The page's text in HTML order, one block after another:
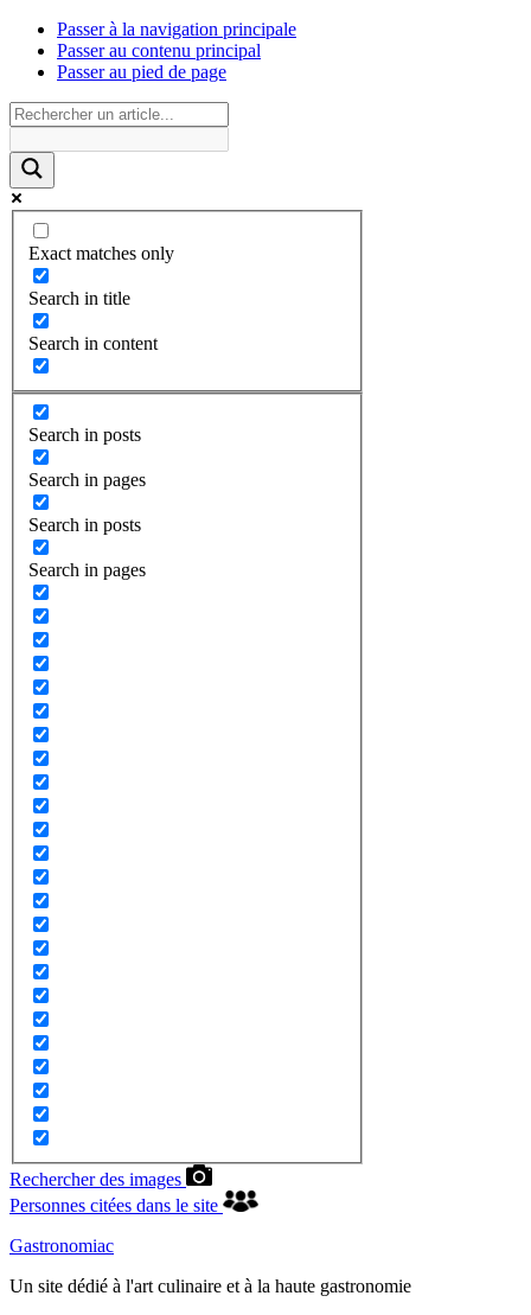
Passer à la navigation principale
Passer au contenu principal
Passer au pied de page
Exact matches only
Search in title
Search in content
Search in posts
Search in pages
Search in posts
Search in pages
Rechercher des images
Personnes citées dans le site
Gastronomiac
Un site dédié à l'art culinaire et à la haute gastronomie